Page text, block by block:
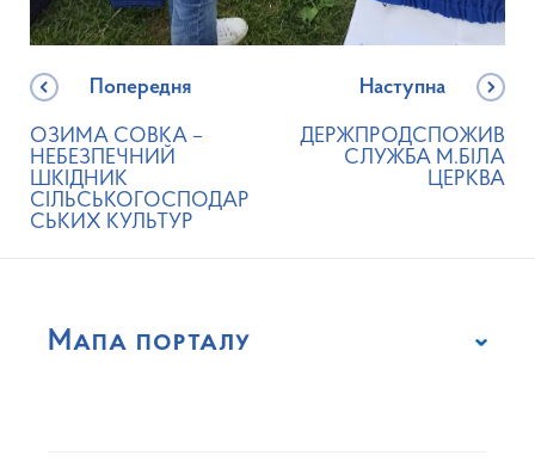
Попередня
ОЗИМА СОВКА –
НЕБЕЗПЕЧНИЙ
ШКІДНИК
СІЛЬСЬКОГОСПОДАР
СЬКИХ КУЛЬТУР
Наступна
ДЕРЖПРОДСПОЖИВ
СЛУЖБА М.БІЛА
ЦЕРКВА
Мапа порталу